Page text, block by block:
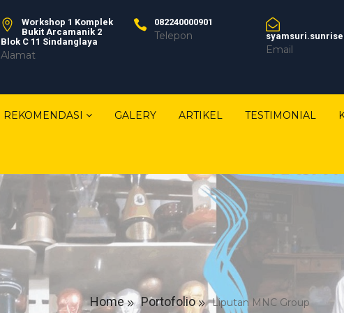
Workshop 1 Komplek
Bukit Arcamanik 2
Blok C 11 Sindanglaya
Alamat
082240000901
Telepon
Email
REKOMENDASI GALERY ARTIKEL TESTIMONIAL
Home Portofolio Liputan MNC Group